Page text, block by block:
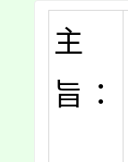
主
旨：